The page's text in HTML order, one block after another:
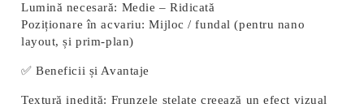
Lumină necesară: Medie – Ridicată
Poziționare în acvariu: Mijloc / fundal (pentru nano
layout, și prim-plan)
✅ Beneficii și Avantaje
Textură inedită: Frunzele stelate creează un efect vizual